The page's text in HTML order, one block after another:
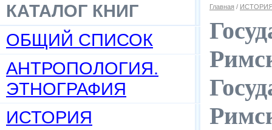
КАТАЛОГ КНИГ
ОБЩИЙ СПИСОК
АНТРОПОЛОГИЯ.
ЭТНОГРАФИЯ
ИСТОРИЯ
Главная /